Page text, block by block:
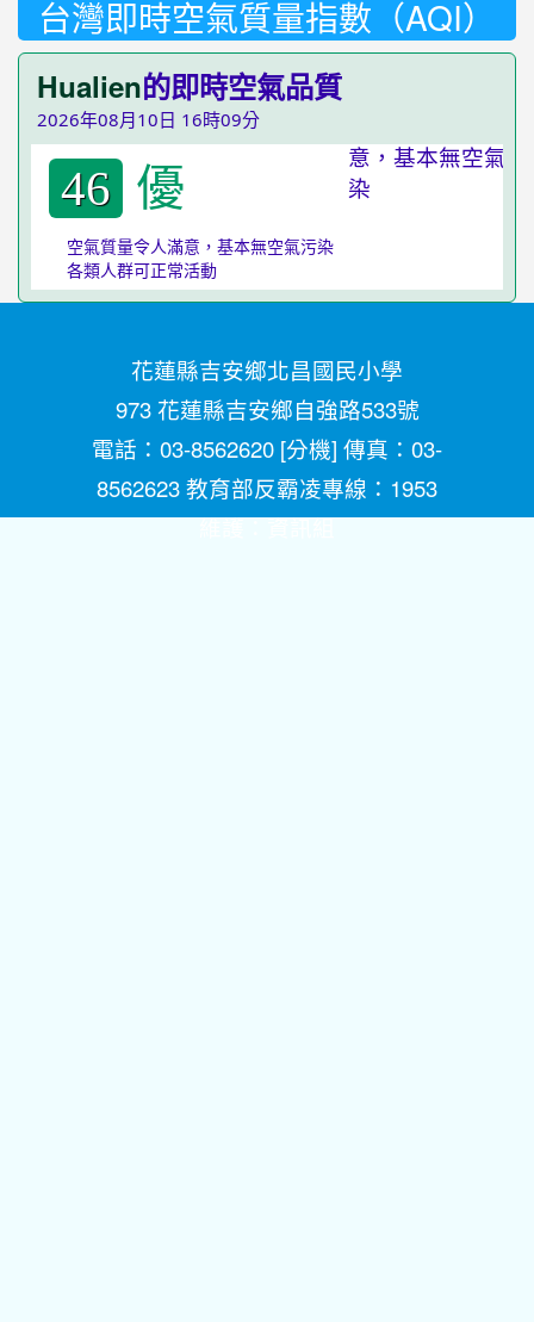
台灣即時空氣質量指數（AQI）
Hualien的即時空氣品質
2026年08月10日 16時09分
46 優
空氣質量令人滿意，基本無空氣污染
各類人群可正常活動
花蓮縣吉安鄉北昌國民小學
973 花蓮縣吉安鄉自強路533號
電話：03-8562620 [分機] 傳真：03-
8562623 教育部反霸凌專線：1953
維護：資訊組